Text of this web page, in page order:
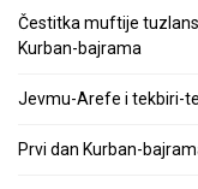
Čestitka muftije
Kurban-bajrama
Jevmu-Arefe i tekbiri-
Prvi dan Kurban-